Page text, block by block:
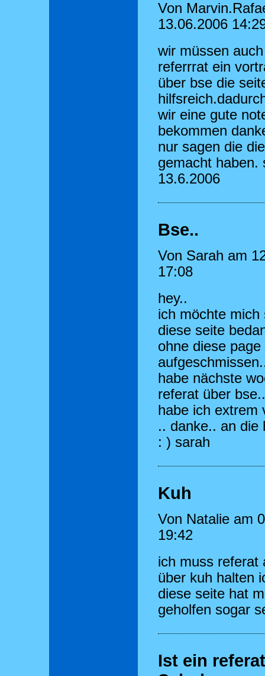
Von
13.06.2006
wir müssen
referrrat ein
über bse die
wir eine gute
bekommen
nur sagen die
gemacht haben.
13.6.2006
Bse..
Von Sarah am
17:08
hey..
ich möchte mich
diese seite
ohne diese page
habe nächste
referat über
habe ich extrem
.. danke.. an die
: ) sarah
Kuh
Von Natalie am
19:42
ich muss referat
über kuh halten
diese seite hat
geholfen sogar
Ist ein